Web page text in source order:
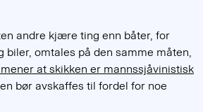
andre kjære ting enn båter, for
biler, omtales på den samme måten,
at skikken er mannssjåvinistisk
bør avskaffes til fordel for noe